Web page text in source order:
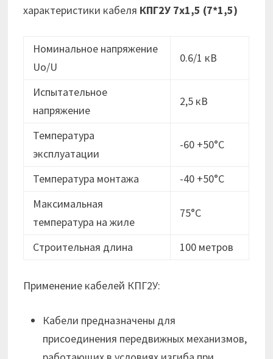
характеристики кабеля КПГ2У 7х1,5 (7*1,5)
Номинальное напряжение
Uo/U
0.6/1 кВ
Испытательное
напряжение
2,5 кВ
Температура
эксплуатации
-60 +50°С
Температура монтажа
-40 +50°С
Максимальная
температура на жиле
75°С
Строительная длина 100 метров
Применение кабелей КПГ2У:
Кабели предназначены для
присоединения передвижных механизмов,